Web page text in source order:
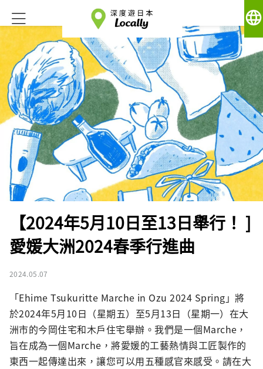
language
【2024年5月10日至13日舉行！ ]
愛媛大洲2024春季行進曲
2024.05.07
「Ehime Tsukuritte Marche in Ozu 2024 Spring」將
於2024年5月10日（星期五）至5月13日（星期一）在大
洲市的今岡住宅和木戶住宅舉辦。我們是一個Marche，
旨在成為一個Marche，將愛媛的工藝熱情與工匠製作的
東西一起傳達出來，讓您可以用五種感官來感受。請在大